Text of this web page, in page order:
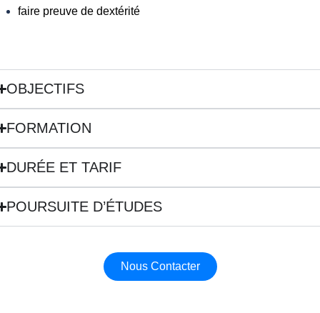
faire preuve de dextérité
OBJECTIFS
FORMATION
DURÉE ET TARIF
POURSUITE D’ÉTUDES
Nous Contacter